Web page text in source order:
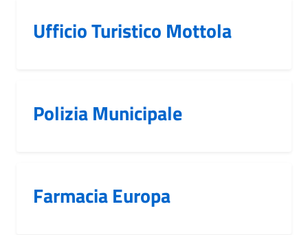
Ufficio Turistico Mottola
Polizia Municipale
Farmacia Europa